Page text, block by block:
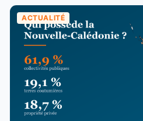
ACTUALITÉ